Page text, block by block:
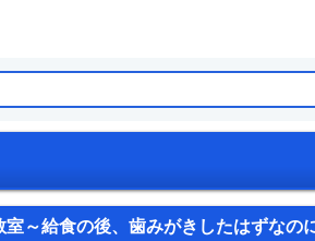
～給食の後、歯みがきしたはずなの